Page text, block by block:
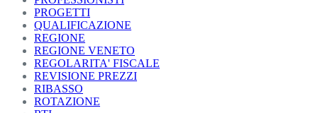
PROGETTI
QUALIFICAZIONE
REGIONE
REGIONE VENETO
REGOLARITA' FISCALE
REVISIONE PREZZI
RIBASSO
ROTAZIONE